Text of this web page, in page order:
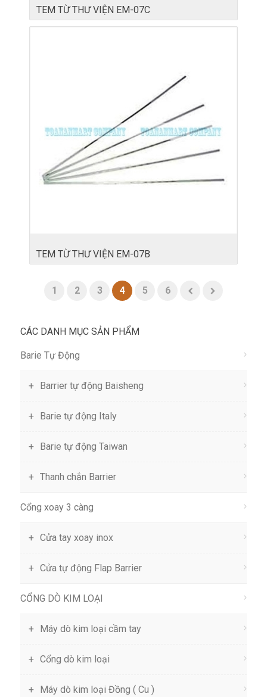
TEM TỪ THƯ VIỆN EM-07C
TEM TỪ THƯ VIỆN EM-07B
1 2 3 4 5 6
CÁC DANH MỤC SẢN PHẨM
Barie Tự Động
Barrier tự động Baisheng
Barie tự động Italy
Barie tự động Taiwan
Thanh chắn Barrier
Cổng xoay 3 càng
Cửa tay xoay inox
Cửa tự động Flap Barrier
CỔNG DÒ KIM LOẠI
Máy dò kim loại cầm tay
Cổng dò kim loại
Máy dò kim loại Đồng ( Cu )